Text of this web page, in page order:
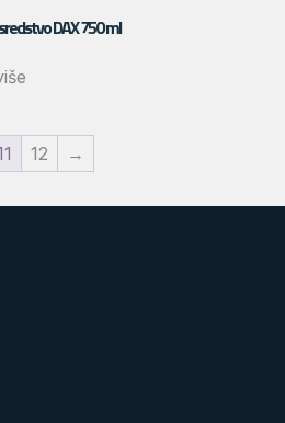
DAX 750 ml
12 →